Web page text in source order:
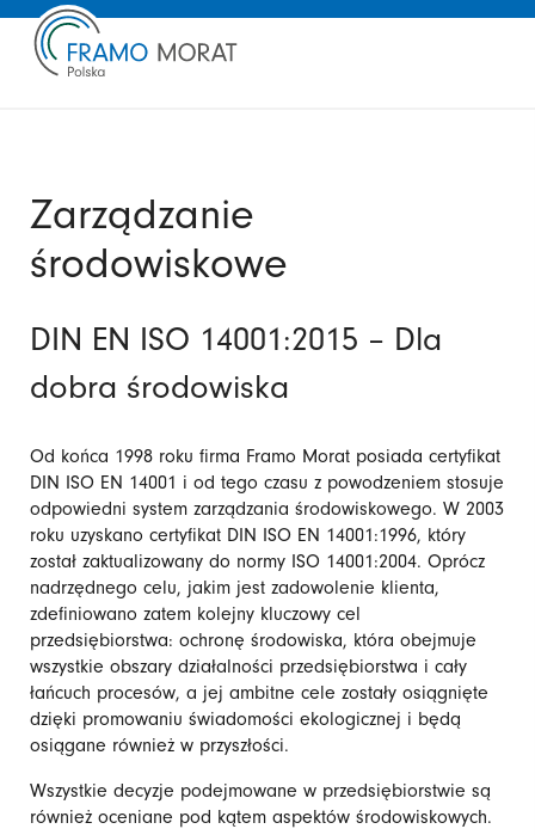
Zarządzanie
środowiskowe
DIN EN ISO 14001:2015 – Dla
dobra środowiska
Od końca 1998 roku firma Framo Morat posiada certyfikat
DIN ISO EN 14001 i od tego czasu z powodzeniem stosuje
odpowiedni system zarządzania środowiskowego. W 2003
roku uzyskano certyfikat DIN ISO EN 14001:1996, który
został zaktualizowany do normy ISO 14001:2004. Oprócz
nadrzędnego celu, jakim jest zadowolenie klienta,
zdefiniowano zatem kolejny kluczowy cel
przedsiębiorstwa: ochronę środowiska, która obejmuje
wszystkie obszary działalności przedsiębiorstwa i cały
łańcuch procesów, a jej ambitne cele zostały osiągnięte
dzięki promowaniu świadomości ekologicznej i będą
osiągane również w przyszłości.
Wszystkie decyzje podejmowane w przedsiębiorstwie są
również oceniane pod kątem aspektów środowiskowych.